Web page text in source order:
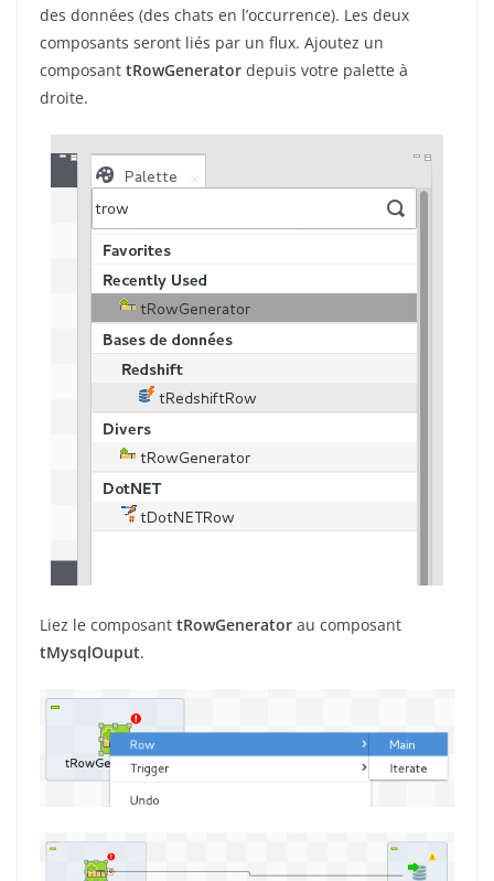
des données (des chats en l’occurrence). Les deux
composants seront liés par un flux. Ajoutez un
composant tRowGenerator depuis votre palette à
droite.
Liez le composant tRowGenerator au composant
tMysqlOuput.